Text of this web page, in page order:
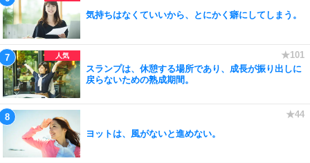
気持ちはなくていいから、とにかく癖にしてしまう。
スランプは、休憩する場所であり、成長が振り出しに
戻らないための熟成期間。
ヨットは、風がないと進めない。